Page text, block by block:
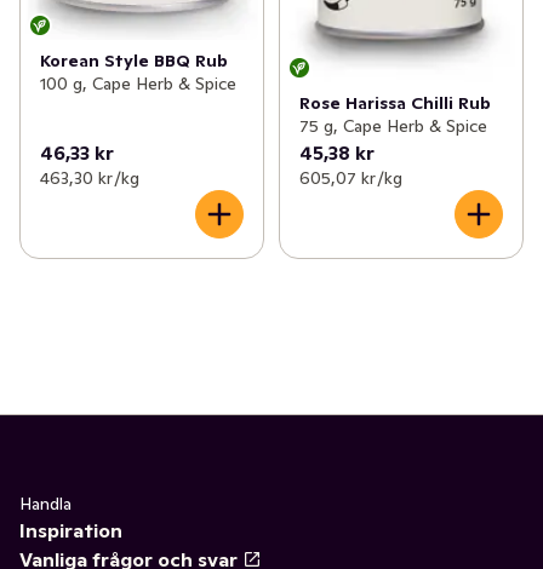
Korean Style BBQ Rub
100 g, Cape Herb & Spice
46,33 kr
463,30 kr /kg
Rose Harissa Chilli Rub
75 g, Cape Herb & Spice
45,38 kr
605,07 kr /kg
Handla
Inspiration
Vanliga frågor och svar